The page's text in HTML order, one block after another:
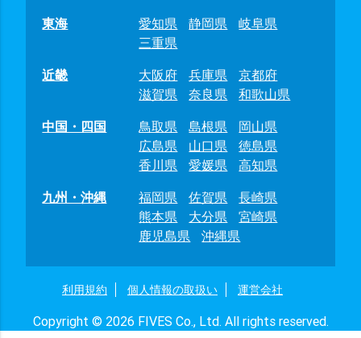
東海
愛知県 静岡県
岐阜県
三重県
近畿
大阪府 兵庫県
京都府
滋賀県
奈良県
和歌山県
中国・四国
鳥取県 島根県
岡山県
広島県
山口県
徳島県
香川県
愛媛県
高知県
九州・沖縄
福岡県 佐賀県
長崎県
熊本県
大分県
宮崎県
鹿児島県
沖縄県
利用規約 個人情報の取扱い 運営会社
Copyright © 2026 FIVES Co., Ltd. All rights reserved.